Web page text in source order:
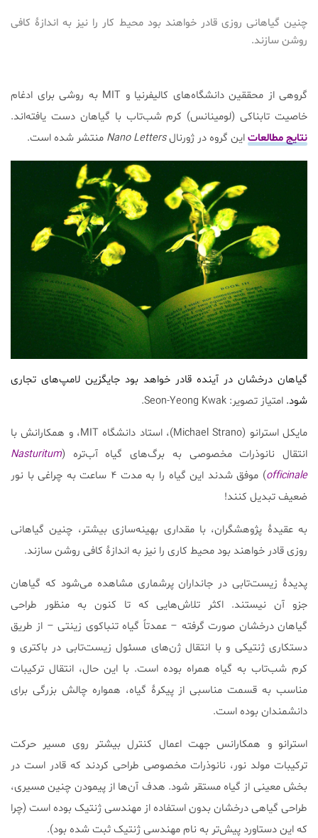
چنین گیاهانی روزی قادر خواهند بود محیط کار را نیز به اندازۀ کافی
روشن سازند.
گروهی از محققین دانشگاه‌های کالیفرنیا و MIT به روشی برای ادغام
خاصیت تابناکی (لومینانس) کرم شب‌تاب با گیاهان دست یافته‌اند.
نتایج مطالعاتاین گروه در ژورنالNano Letters منتشر شده است.
گیاهان درخشان در آینده قادر خواهد بود جایگزین لامپ‌های تجاری
شود. امتیاز تصویر: Seon-Yeong Kwak.
مایکل استرانو (Michael Strano)، استاد دانشگاه MIT، و همکارانش با
انتقال نانوذرات مخصوصی به برگ‌های گیاه آب‌تره (Nasturitum
officinale
) موفق شدند این گیاه را به مدت ۴ ساعت به چراغی با نور
ضعیف تبدیل کنند!
به عقیدۀ پژوهشگران، با مقداری بهینه‌سازی بیشتر، چنین گیاهانی
روزی قادر خواهند بود محیط کاری را نیز به اندازۀ کافی روشن سازند.
پدیدۀ زیست‌تابی در جانداران پرشماری مشاهده می‌شود که گیاهان
جزو آن نیستند. اکثر تلاش‌هایی که تا کنون به منظور طراحی
گیاهان درخشان صورت گرفته – عمدتاً گیاه تنباکوی زینتی – از طریق
دستکاری ژنتیکی و با انتقال ژن‌های مسئول زیست‌تابی در باکتری و
کرم شب‌تاب به گیاه همراه بوده است. با این حال، انتقال ترکیبات
مناسب به قسمت مناسبی از پیکرۀ گیاه، همواره چالش بزرگی برای
دانشمندان بوده است.
استرانو و همکارانس جهت اعمال کنترل بیشتر روی مسیر حرکت
ترکیبات مولد نور، نانوذرات مخصوصی طراحی کردند که قادر است در
بخش معینی از گیاه مستقر شود. هدف آن‌ها از پیمودن چنین مسیری،
طراحی گیاهی درخشان بدون استفاده از مهندسی ژنتیک بوده است (چرا
که این دستاورد پیش‌تر به نام مهندسی ژنتیک ثبت شده بود).